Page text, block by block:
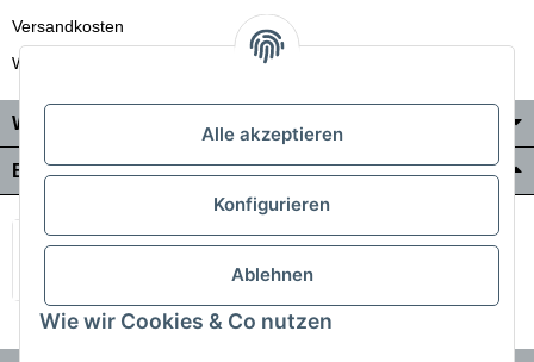
Versandkosten
Wir liefern auch in die Schweiz
Wo Sie uns finden
Bezahlung & Versand
Alle akzeptieren
Konfigurieren
Ablehnen
Wie wir Cookies & Co nutzen